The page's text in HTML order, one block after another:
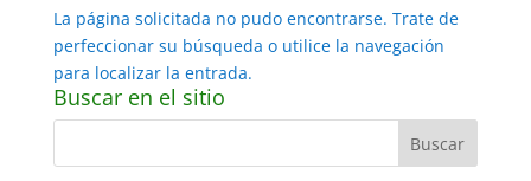
La página solicitada no pudo encontrarse. Trate de
perfeccionar su búsqueda o utilice la navegación
para localizar la entrada.
Buscar en el sitio